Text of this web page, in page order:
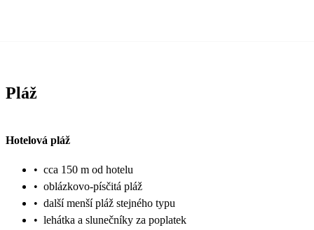
Pláž
Hotelová pláž
• cca 150 m od hotelu
• oblázkovo-písčitá pláž
• další menší pláž stejného typu
• lehátka a slunečníky za poplatek